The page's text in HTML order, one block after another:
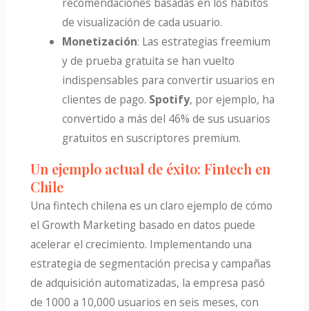
de visualización de cada usuario.
Monetización: Las estrategias freemium
y de prueba gratuita se han vuelto
indispensables para convertir usuarios en
clientes de pago. Spotify, por ejemplo, ha
convertido a más del 46% de sus usuarios
gratuitos en suscriptores premium​.
Un ejemplo actual de éxito: Fintech en
Chile
Una fintech chilena es un claro ejemplo de cómo
el Growth Marketing basado en datos puede
acelerar el crecimiento. Implementando una
estrategia de segmentación precisa y campañas
de adquisición automatizadas, la empresa pasó
de 1000 a 10,000 usuarios en seis meses, con